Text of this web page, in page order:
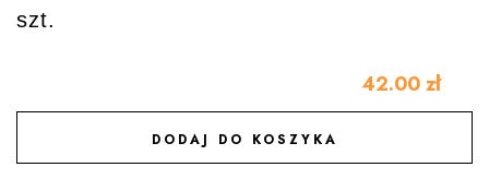
szt.
42.00 zł
DODAJ DO KOSZYKA
DODAJ DO ULUBIONYCH